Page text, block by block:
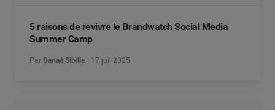
5 raisons de revivre le Brandwatch Social Media
Summer Camp
Par Danaé Sibille 17 juil 2025